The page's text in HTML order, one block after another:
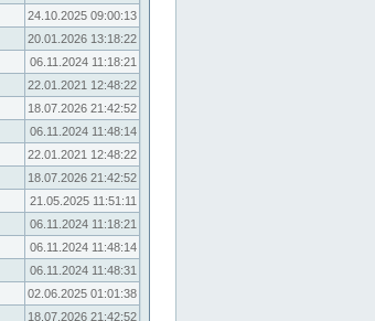
24.10.2025 09:00:13
20.01.2026 13:18:22
06.11.2024 11:18:21
22.01.2021 12:48:22
18.07.2026 21:42:52
06.11.2024 11:48:14
22.01.2021 12:48:22
18.07.2026 21:42:52
21.05.2025 11:51:11
06.11.2024 11:18:21
06.11.2024 11:48:14
06.11.2024 11:48:31
02.06.2025 01:01:38
18.07.2026 21:42:52